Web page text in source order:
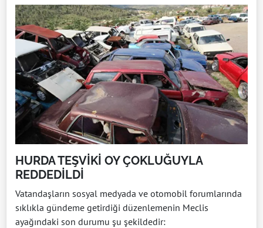
HURDA TEŞVİKİ OY ÇOKLUĞUYLA
REDDEDİLDİ
Vatandaşların sosyal medyada ve otomobil forumlarında
sıklıkla gündeme getirdiği düzenlemenin Meclis
ayağındaki son durumu şu şekildedir: